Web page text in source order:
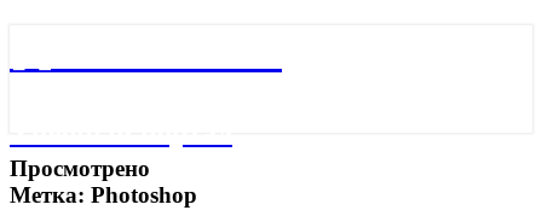
Просмотрено
Метка: Photoshop